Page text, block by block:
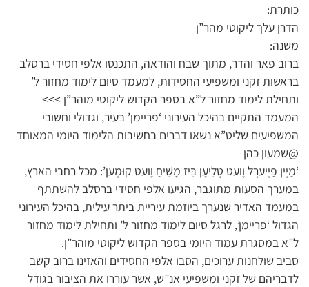
כותרת:
הדרן עלך ליקוטי מהר”ן
משנה:
ברוב פאר והדר, מתוך שבח והודאה, התכנסו אלפי חסידי ברסלב
בראשות זקני ומשפיעי החסידות, למעמד סיום לימוד מחזור ל’
ותחילת לימוד מחזור ל”א בספר הקדוש ליקוטי מוהר”ן >>>
המעמד התקיים בהיכל העירוני ‘פריימן’ בעיר, וגדולי וחשובי
המשפיעים שליט”א נשאו דברים בחשיבות הלימוד היומי המאוחד
@שמעון כהן
‘מַיְין פַיֶיערְל וֶועט טְלִיעֶן בִּיז מָשִׁיחַ וֶועט קוּמֶען’: מכל רחבי הארץ,
במערך הסעות מתוגבר, הגיעו אלפי חסידי ברסלב להשתתף
במעמד האדיר שנערך ביוזמת עיריית ביתר עילית, בהיכל העירוני
הגדול ‘פריימן’, לרגל סיום לימוד מחזור ל’ ותחילת לימוד מחזור
ל”א במסגרת עמוד היומי בספר הקדוש ליקוטי מוהר”ן.
סביב שולחנות ערוכים, הסבו אלפי החסידים והאזינו ברוב קשב
לדבריהם של זקני ומשפיעי אנ”ש, אשר עוררו את הציבור בגודל